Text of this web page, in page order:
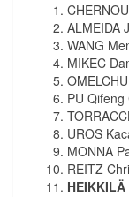
ALMEIDA
WANG
MIKEC
PU
UROS
MONNA
REITZ